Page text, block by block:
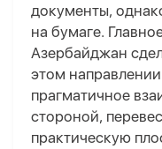
документы,
на бумаге.
Азербайджан
этом
прагматичное
стороной,
практическую